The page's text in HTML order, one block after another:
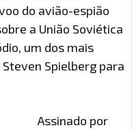
do avião-espião
a União Soviética
um dos mais
Spielberg para
Assinado por